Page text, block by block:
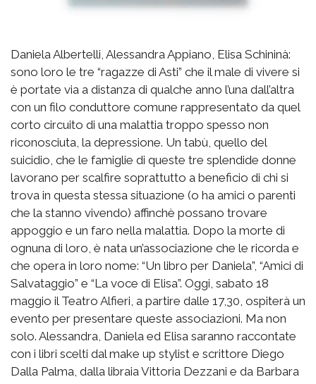
Daniela Albertelli, Alessandra Appiano, Elisa Schininà:
sono loro le tre “ragazze di Asti” che il male di vivere si
è portate via a distanza di qualche anno l’una dall’altra
con un filo conduttore comune rappresentato da quel
corto circuito di una malattia troppo spesso non
riconosciuta, la depressione. Un tabù, quello del
suicidio, che le famiglie di queste tre splendide donne
lavorano per scalfire soprattutto a beneficio di chi si
trova in questa stessa situazione (o ha amici o parenti
che la stanno vivendo) affinchè possano trovare
appoggio e un faro nella malattia. Dopo la morte di
ognuna di loro, è nata un’associazione che le ricorda e
che opera in loro nome: “Un libro per Daniela”, “Amici di
Salvataggio” e “La voce di Elisa”. Oggi, sabato 18
maggio il Teatro Alfieri, a partire dalle 17,30, ospiterà un
evento per presentare queste associazioni. Ma non
solo. Alessandra, Daniela ed Elisa saranno raccontate
con i libri scelti dal make up stylist e scrittore Diego
Dalla Palma, dalla libraia Vittoria Dezzani e da Barbara